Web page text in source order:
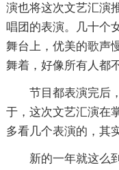
演也将这次文艺汇演
唱团的表演。几十个
舞台上，优美的歌声
舞着，好像所有人都
节目都表演完后
于，这次文艺汇演在
多看几个表演的，其
新的一年就这么